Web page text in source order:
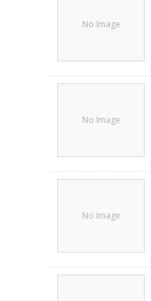
No Image
No Image
No Image